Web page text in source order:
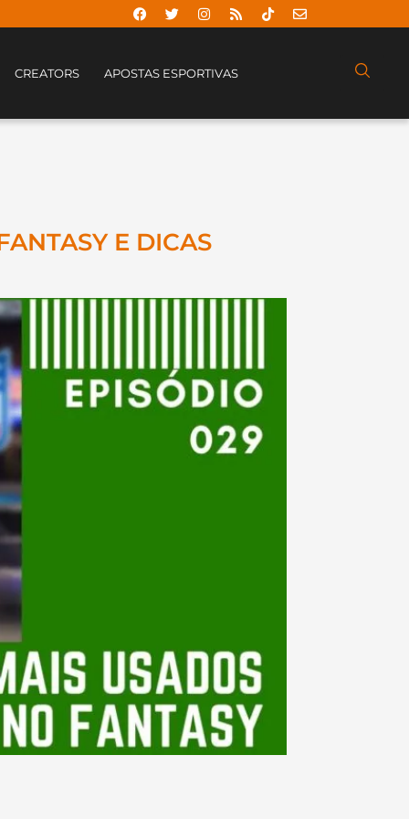
CREATORS APOSTAS ESPORTIVAS
E DICAS